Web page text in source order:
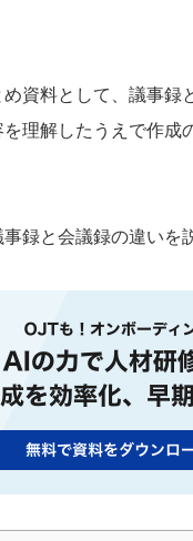
資料として、議事
理解したうえで作成
録と会議録の違いを